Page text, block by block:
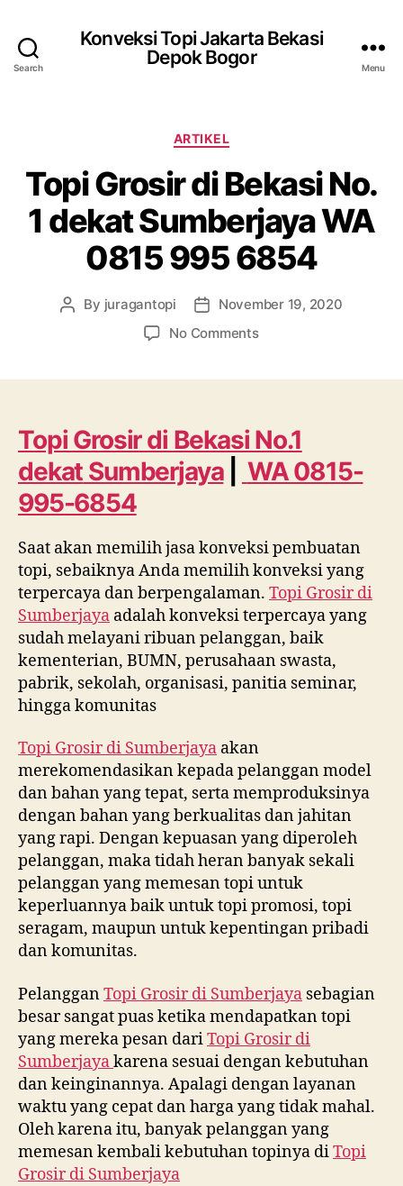
Search
Konveksi Topi Jakarta Bekasi
Depok Bogor
Menu
Categories
ARTIKEL
Topi Grosir di Bekasi No.
1 dekat Sumberjaya WA
0815 995 6854
Post
By juragantopi
PostNovember 19, 2020
No Commentson
No.
1
dekat
995
6854
Topi Grosir di Bekasi No.1
dekat Sumberjaya|
WA 0815-
995-6854
Saat akan memilih jasa konveksi pembuatan
topi, sebaiknya Anda memilih konveksi yang
terpercaya dan berpengalaman. Topi Grosir di
Sumberjaya adalah konveksi terpercaya yang
sudah melayani ribuan pelanggan, baik
kementerian, BUMN, perusahaan swasta,
pabrik, sekolah, organisasi, panitia seminar,
hingga komunitas
Topi Grosir di Sumberjaya akan
merekomendasikan kepada pelanggan model
dan bahan yang tepat, serta memproduksinya
dengan bahan yang berkualitas dan jahitan
yang rapi. Dengan kepuasan yang diperoleh
pelanggan, maka tidah heran banyak sekali
pelanggan yang memesan topi untuk
keperluannya baik untuk topi promosi, topi
seragam, maupun untuk kepentingan pribadi
dan komunitas.
PelangganTopi Grosir di Sumberjaya sebagian
besar sangat puas ketika mendapatkan topi
yang mereka pesan dariTopi Grosir di
Sumberjayakarena sesuai dengan kebutuhan
dan keinginannya. Apalagi dengan layanan
waktu yang cepat dan harga yang tidak mahal.
Oleh karena itu, banyak pelanggan yang
memesan kembali kebutuhan topinya diTopi
Grosir di Sumberjaya